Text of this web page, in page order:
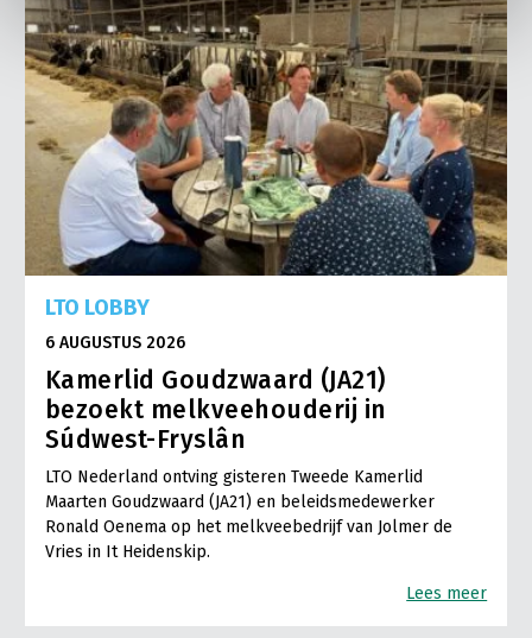
LTO LOBBY
6 AUGUSTUS 2026
Kamerlid Goudzwaard (JA21)
bezoekt melkveehouderij in
Súdwest-Fryslân
LTO Nederland ontving gisteren Tweede Kamerlid
Maarten Goudzwaard (JA21) en beleidsmedewerker
Ronald Oenema op het melkveebedrijf van Jolmer de
Vries in It Heidenskip.
Lees meer